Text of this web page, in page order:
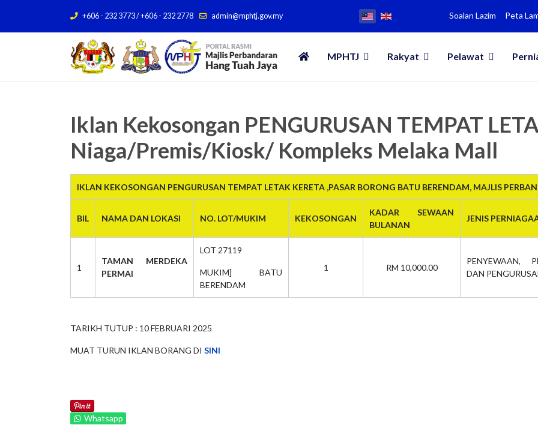
+606 - 232 3773 / +606 - 232 2778 admin@mphtj.gov.my Soalan Lazim Peta
MPHTJ Rakyat Pelawat
Iklan Kekosongan PENGURUSAN TEMPAT
Niaga/Premis/Kiosk/ Kompleks Melaka Mall
IKLAN KEKOSONGAN PENGURUSAN TEMPAT LETAK KERETA ,PASAR BORONG BATU BERENDAM, MAJLIS
BIL NAMA DAN LOKASI NO. LOT/MUKIM KEKOSONGAN
KADAR SEWAAN
BULANAN
JENIS
1
TAMAN MERDEKA
PERMAI
LOT 27119
MUKIM] BATU
BERENDAM
1 RM 10,000.00
PENYEWAAN,
DAN
TARIKH TUTUP : 10 FEBRUARI 2025
MUAT TURUN IKLAN BORANG DI SINI
Whatsapp